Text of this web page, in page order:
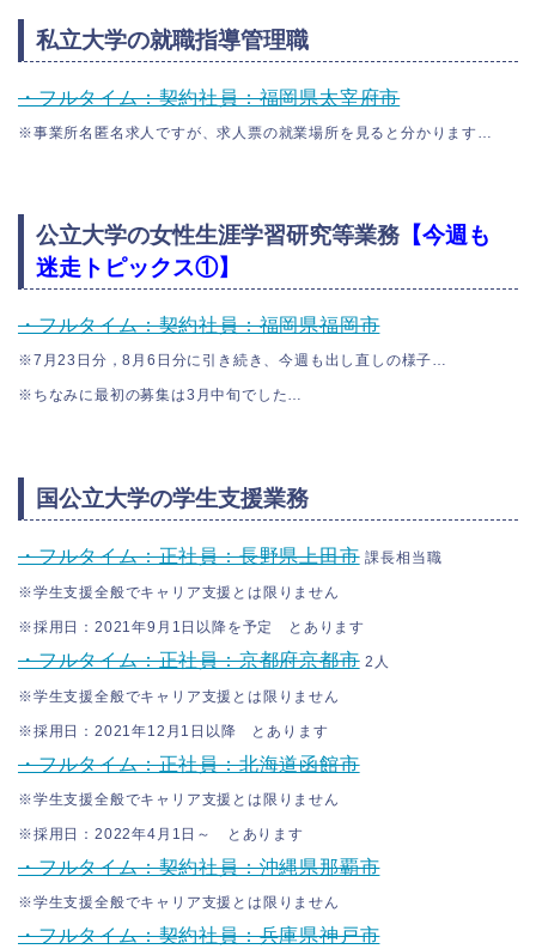
私立大学の就職指導管理職
・フルタイム：契約社員：福岡県太宰府市
※事業所名匿名求人ですが、求人票の就業場所を見ると分かります…
公立大学の女性生涯学習研究等業務 【今週も
迷走トピックス①】
・フルタイム：契約社員：福岡県福岡市
※7月23日分，8月6日分に引き続き、今週も出し直しの様子…
※ちなみに最初の募集は3月中旬でした…
国公立大学の学生支援業務
・フルタイム：正社員：長野県上田市 課長相当職
※学生支援全般でキャリア支援とは限りません
※採用日：2021年9月1日以降を予定 とあります
・フルタイム：正社員：京都府京都市 2人
※学生支援全般でキャリア支援とは限りません
※採用日：2021年12月1日以降 とあります
・フルタイム：正社員：北海道函館市
※学生支援全般でキャリア支援とは限りません
※採用日：2022年4月1日～ とあります
・フルタイム：契約社員：沖縄県那覇市
※学生支援全般でキャリア支援とは限りません
・フルタイム：契約社員：兵庫県神戸市